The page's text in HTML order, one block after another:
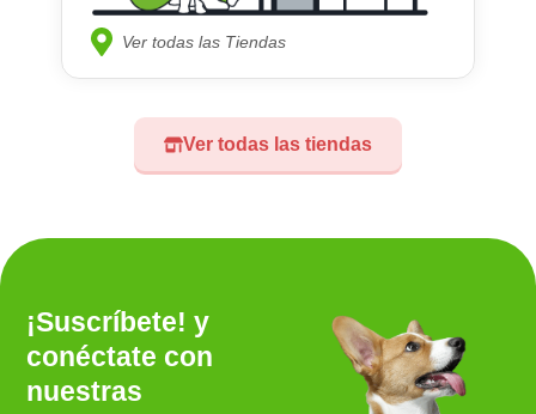
Ver todas las tiendas
Ver todas las Tiendas
¡Suscríbete! y
conéctate con
nuestras